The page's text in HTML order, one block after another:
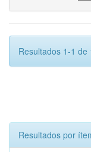
Resultados 1-1 de
Resultados por